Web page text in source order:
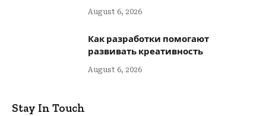
August 6, 2026
Как разработки помогают
развивать креативность
August 6, 2026
Stay In Touch